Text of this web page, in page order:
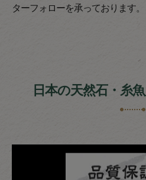
ターフォローを承っております。
日本の天然石・糸